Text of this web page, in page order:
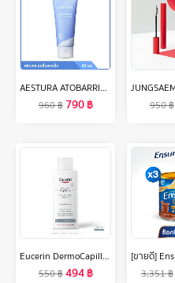
AESTURA ATOBARRIER365 HYDRO SOOTHING CREAM 60ML เอสทูร่า อะโทแบริเออร์365 ไฮโดร ซูทติ้ง ครีม ผลิตภัณฑ์บำรุงผิวหน้า
960฿ 790฿
950฿
Eucerin DermoCapillaire RE-VITALIZING SHAMPOO THINNING HAIR 250 ML ยูเซอริน เดอร์โมคาพิลแลร์ รีไวทัลไลซิ่ง แชมพู ทินนิ่ง แฮร์ 250 มล. (บำรุงเส้นผม)
550฿494฿
3,351฿